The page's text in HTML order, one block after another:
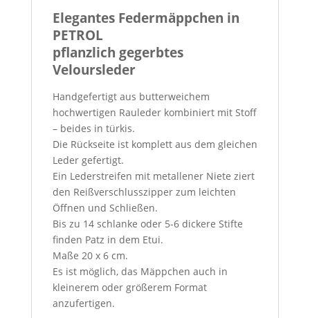
Elegantes Federmäppchen in
PETROL
pflanzlich gegerbtes
Veloursleder
Handgefertigt aus butterweichem
hochwertigen Rauleder kombiniert mit Stoff
– beides in türkis.
Die Rückseite ist komplett aus dem gleichen
Leder gefertigt.
Ein Lederstreifen mit metallener Niete ziert
den Reißverschlusszipper zum leichten
Öffnen und Schließen.
Bis zu 14 schlanke oder 5-6 dickere Stifte
finden Patz in dem Etui.
Maße 20 x 6 cm.
Es ist möglich, das Mäppchen auch in
kleinerem oder größerem Format
anzufertigen.